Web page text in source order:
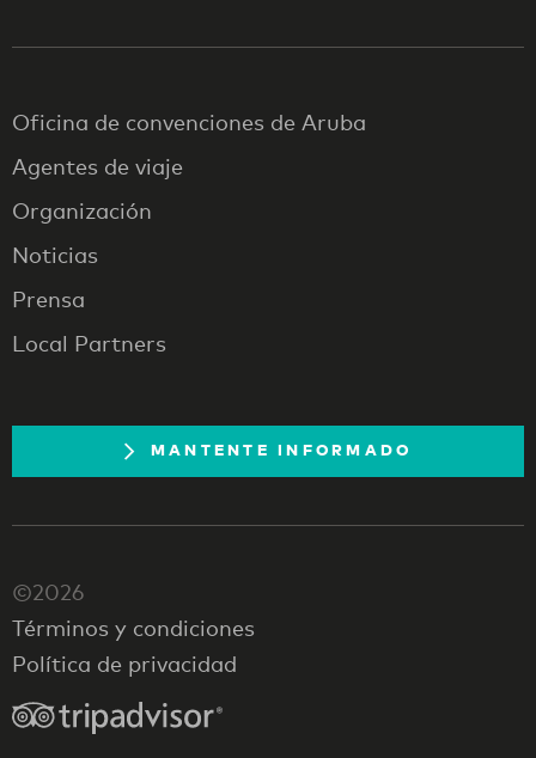
Oficina de convenciones de Aruba
Agentes de viaje
Organización
Noticias
Prensa
Local Partners
MANTENTE INFORMADO
©2026
Términos y condiciones
Política de privacidad